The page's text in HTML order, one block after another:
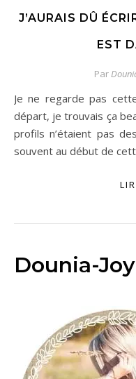
J’AURAIS DÛ
EST
Par
Je ne regarde pas cette émission depuis longtemps. Au
départ, je trouvais ça
profils n’étaient pas
souvent au début de
Dounia-Joy